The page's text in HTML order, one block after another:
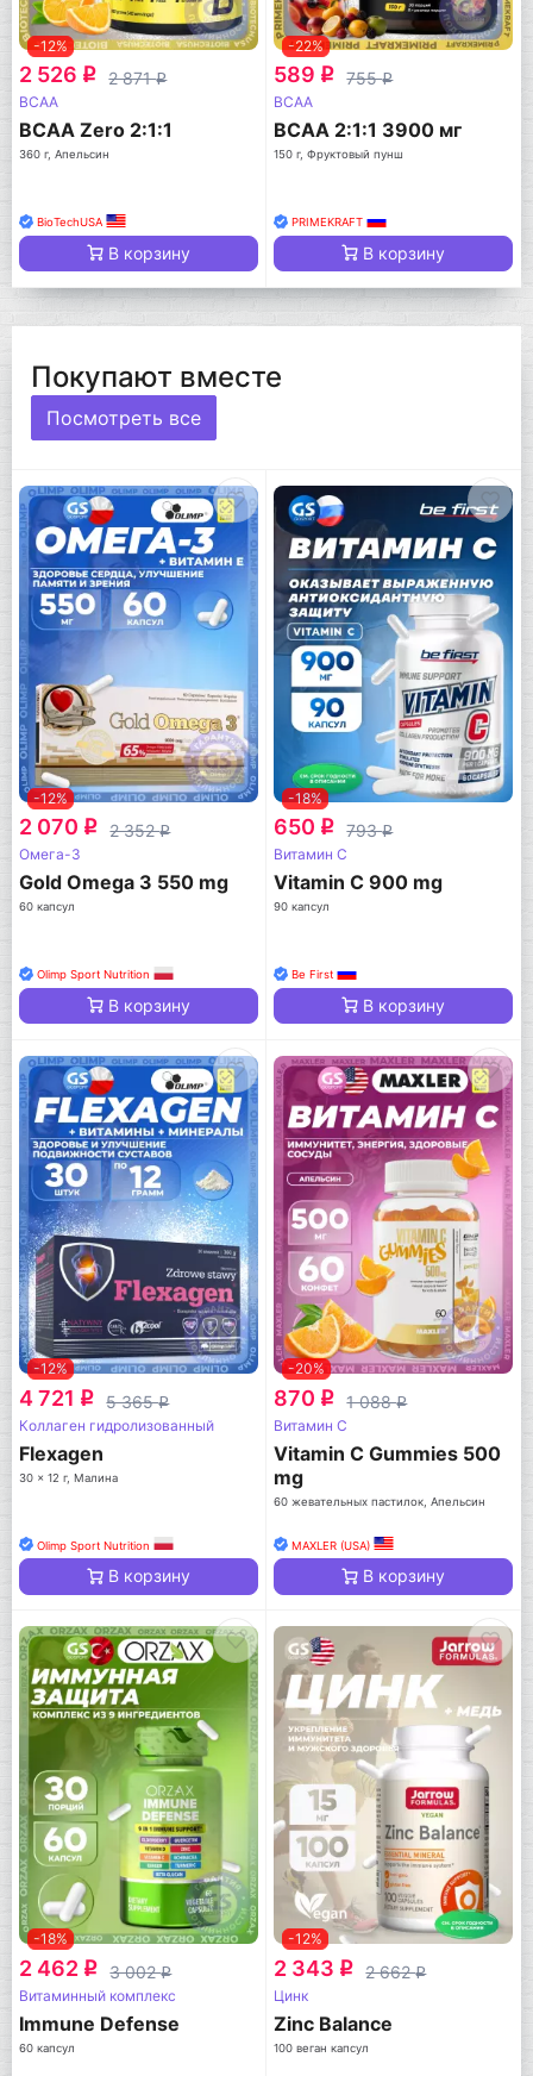
-12%
2 526 q 2 871q
BCAA
BCAA Zero 2:1:1
360 г, Апельсин
BioTechUSA
В корзину
-22%
589 q 755q
BCAA
BCAA 2:1:1 3900 мг
150 г, Фруктовый пунш
PRIMEKRAFT
В корзину
Покупают вместе
Посмотреть все
-12%
2 070 q 2 352q
Омега-3
Gold Omega 3 550 mg
60 капсул
Olimp Sport Nutrition
В корзину
-18%
650 q 793q
Витамин C
Vitamin C 900 mg
90 капсул
Be First
В корзину
-12%
4 721 q 5 365q
Коллаген гидролизованный
Flexagen
30 x 12 г, Малина
Olimp Sport Nutrition
В корзину
-20%
870 q 1 088q
Витамин C
Vitamin C Gummies 500
mg
60 жевательных пастилок, Апельсин
MAXLER (USA)
В корзину
-18%
2 462 q 3 002q
Витаминный комплекс
Immune Defense
60 капсул
-12%
2 343 q 2 662q
Цинк
Zinc Balance
100 веган капсул